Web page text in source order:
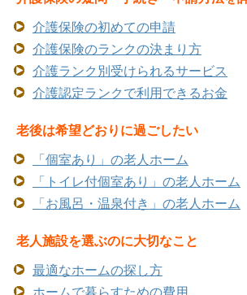
介護保険の初めての申請
介護保険のランクの決まり方
介護ランク別受けられるサービス
介護認定ランクで利用できるお金
老後は希望どおりに過ごしたい
「個室あり」の老人ホーム
「トイレ付個室あり」の老人ホーム
「お風呂・温泉付き」の老人ホーム
老人施設を選ぶのに大切なこと
最適なホームの探し方
ホームで暮らすための費用